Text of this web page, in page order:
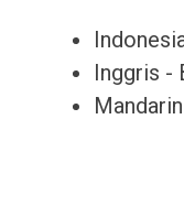
Inggris -